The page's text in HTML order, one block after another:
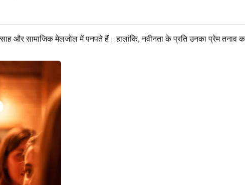
और सामाजिक मेलजोल में पनपते हैं। हालांकि, नवीनता के प्रति उनका प्रेम